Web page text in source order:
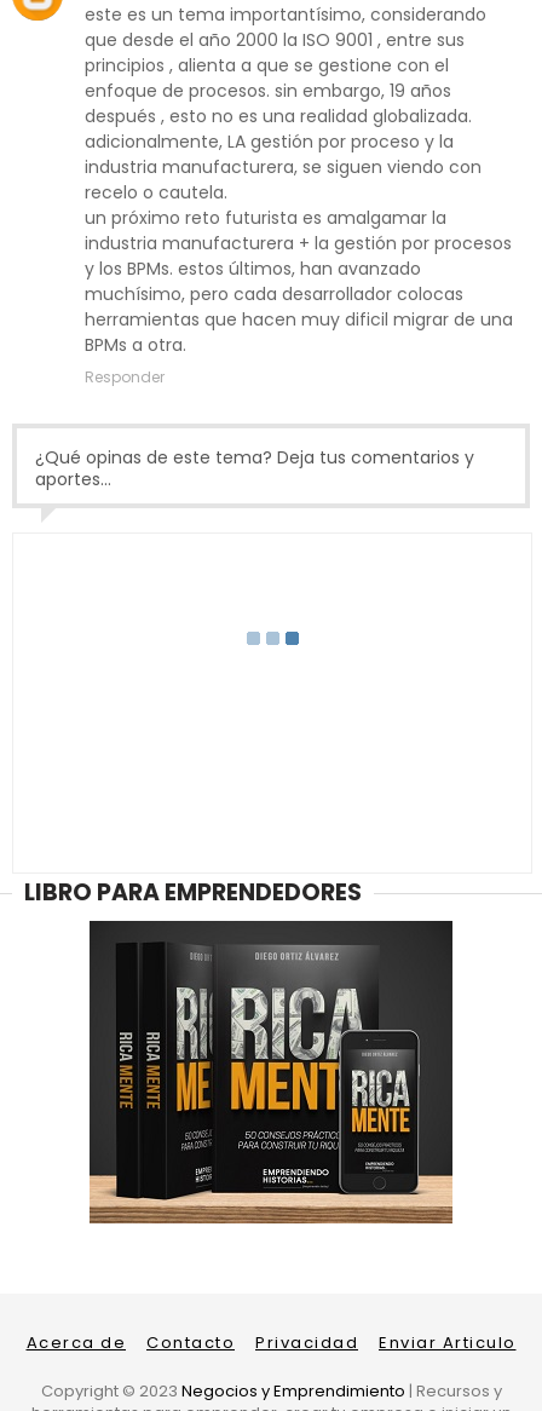
este es un tema importantísimo, considerando
que desde el año 2000 la ISO 9001 , entre sus
principios , alienta a que se gestione con el
enfoque de procesos. sin embargo, 19 años
después , esto no es una realidad globalizada.
adicionalmente, LA gestión por proceso y la
industria manufacturera, se siguen viendo con
recelo o cautela.
un próximo reto futurista es amalgamar la
industria manufacturera + la gestión por procesos
y los BPMs. estos últimos, han avanzado
muchísimo, pero cada desarrollador colocas
herramientas que hacen muy dificil migrar de una
BPMs a otra.
Responder
¿Qué opinas de este tema? Deja tus comentarios y
aportes...
LIBRO PARA EMPRENDEDORES
Acerca de Contacto Privacidad Enviar Articulo
Copyright © 2023 Negocios y Emprendimiento | Recursos y